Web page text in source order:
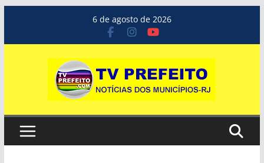
o
6 de agosto de 2026